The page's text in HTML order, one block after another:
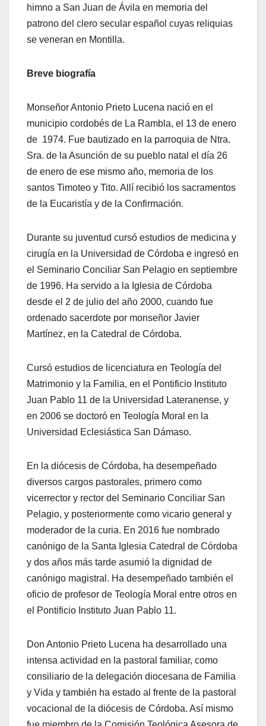
himno a San Juan de Ávila en memoria del
patrono del clero secular español cuyas reliquias
se veneran en Montilla.
Breve biografía
Monseñor Antonio Prieto Lucena nació en el
municipio cordobés de La Rambla, el 13 de enero
de 1974. Fue bautizado en la parroquia de Ntra.
Sra. de la Asunción de su pueblo natal el día 26
de enero de ese mismo año, memoria de los
santos Timoteo y Tito. Allí recibió los sacramentos
de la Eucaristía y de la Confirmación.
Durante su juventud cursó estudios de medicina y
cirugía en la Universidad de Córdoba e ingresó en
el Seminario Conciliar San Pelagio en septiembre
de 1996. Ha servido a la Iglesia de Córdoba
desde el 2 de julio del año 2000, cuando fue
ordenado sacerdote por monseñor Javier
Martínez, en la Catedral de Córdoba.
Cursó estudios de licenciatura en Teología del
Matrimonio y la Familia, en el Pontificio Instituto
Juan Pablo 11 de la Universidad Lateranense, y
en 2006 se doctoró en Teología Moral en la
Universidad Eclesiástica San Dámaso.
En la diócesis de Córdoba, ha desempeñado
diversos cargos pastorales, primero como
vicerrector y rector del Seminario Conciliar San
Pelagio, y posteriormente como vicario general y
moderador de la curia. En 2016 fue nombrado
canónigo de la Santa Iglesia Catedral de Córdoba
y dos años más tarde asumió la dignidad de
canónigo magistral. Ha desempeñado también el
oficio de profesor de Teología Moral entre otros en
el Pontificio Instituto Juan Pablo 11.
Don Antonio Prieto Lucena ha desarrollado una
intensa actividad en la pastoral familiar, como
consiliario de la delegación diocesana de Familia
y Vida y también ha estado al frente de la pastoral
vocacional de la diócesis de Córdoba. Así mismo